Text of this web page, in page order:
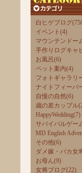
白ヒゲブログ
イベント(4)
マウンテンドー
手作りログキャ
お風呂(6)
ペット案内(4)
フォトギャラリ
ナイトフィーバ
自慢の自然(6)
歳の差カップル
HappyWedding(7)
サバイバルゲー
MD English
その他(6)
ダメ嫁・バカ女
お母ん(9)
女将ブログ(22)